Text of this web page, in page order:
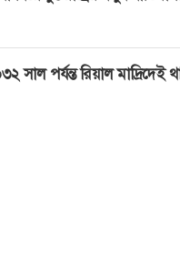
সাল পর্যন্ত রিয়াল মাদ্রিদেই